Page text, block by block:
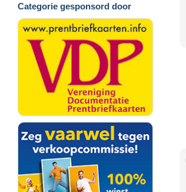
Categorie gesponsord door